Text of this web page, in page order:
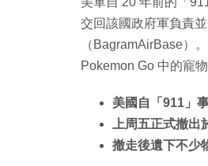
交回該國政府軍負責
（BagramAirBase​）
Pokemon Go 中的寵物
美國自「911」
上周五正式撤
撤走後遺下不少